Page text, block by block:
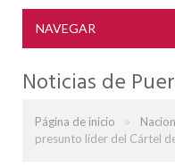
NAVEGAR
Noticias de
Página de inicio »
presunto líder del Cártel